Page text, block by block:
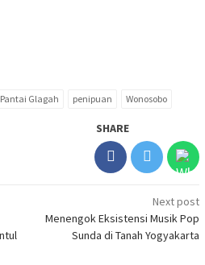
Pantai Glagah penipuan Wonosobo
SHARE
Next post
Menengok Eksistensi Musik Pop
Sunda di Tanah Yogyakarta